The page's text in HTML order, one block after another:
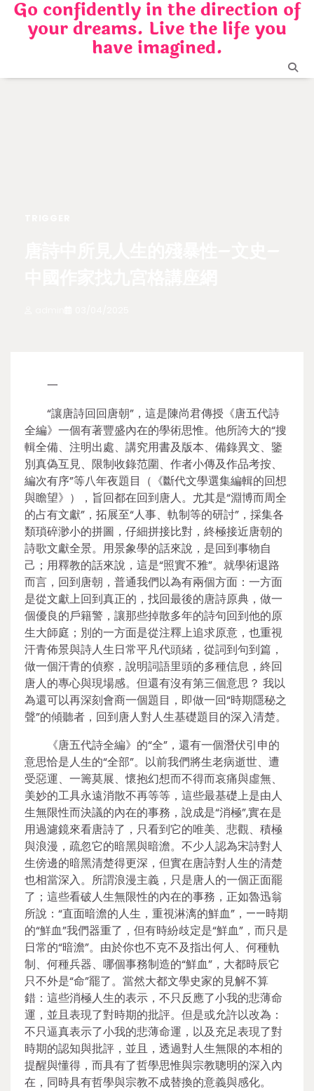
Skip
content
Go confidently in the direction of
your dreams. Live the life you
have imagined.
一
“讓唐詩回回唐朝”，這是陳尚君傳授《唐五代詩
全編》一個有著豐盛內在的學術思惟。他所誇大的“搜
輯全備、注明出處、講究用書及版本、備錄異文、鑒
別真偽互見、限制收錄范圍、作者小傳及作品考按、
編次有序”等八年夜題目（《斷代文學選集編輯的回想
與瞻望》），旨回都在回到唐人。尤其是“淵博而周全
的占有文獻”，拓展至“人事、軌制等的研討”，採集各
類瑣碎渺小的拼圖，仔細拼接比對，終極接近唐朝的
詩歌文獻全景。用景象學的話來說，是回到事物自
己；用釋教的話來說，這是“照實不雅”。就學術退路
而言，回到唐朝，普通我們以為有兩個方面：一方面
是從文獻上回到真正的，找回最後的唐詩原典，做一
個優良的戶籍警，讓那些掉散多年的詩句回到他的原
生大師庭；別的一方面是從注釋上追求原意，也重視
汗青佈景與詩人生日常平凡代頭緒，從詞到句到篇，
做一個汗青的偵察，說明詞語里頭的多種信息，終回
唐人的專心與現場感。但還有沒有第三個意思？ 我以
為還可以再深刻會商一個題目，即做一回“時期隱秘之
聲”的傾聽者，回到唐人對人生基礎題目的深入清楚。
《唐五代詩全編》的“全”，還有一個潛伏引申的
意思恰是人生的“全部”。以前我們將生老病逝世、遭
受惡運、一籌莫展、懷抱幻想而不得而哀痛與虛無、
美妙的工具永遠消散不再等等，這些最基礎上是由人
生無限性而決議的內在的事務，說成是“消極”,實在是
用過濾鏡來看唐詩了，只看到它的唯美、悲觀、積極
與浪漫，疏忽它的暗黑與暗澹。不少人認為宋詩對人
生傍邊的暗黑清楚得更深，但實在唐詩對人生的清楚
也相當深入。所謂浪漫主義，只是唐人的一個正面罷
了；這些看破人生無限性的內在的事務，正如魯迅翁
所說：“直面暗澹的人生，重視淋漓的鮮血”，——時期
的“鮮血”我們器重了，但有時紛歧定是“鮮血”，而只是
日常的“暗澹”。由於你也不克不及指出何人、何種軌
制、何種兵器、哪個事務制造的“鮮血”，大都時辰它
只不外是“命”罷了。當然大都文學史家的見解不算
錯：這些消極人生的表示，不只反應了小我的悲薄命
運，並且表現了對時期的批評。但是或允許以改為：
不只逼真表示了小我的悲薄命運，以及充足表現了對
時期的認知與批評，並且，透過對人生無限的本相的
提醒與懂得，而具有了哲學思惟與宗教聰明的深入內
在，同時具有哲學與宗教不成替換的意義與感化。